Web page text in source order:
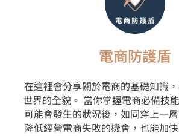
電商防護盾
在這裡會分享關於電商的基礎知識
世界的全貌。 當你掌握電商必備技
可能會發生的狀況後，如同穿上一
降低經營電商失敗的機會，也能加